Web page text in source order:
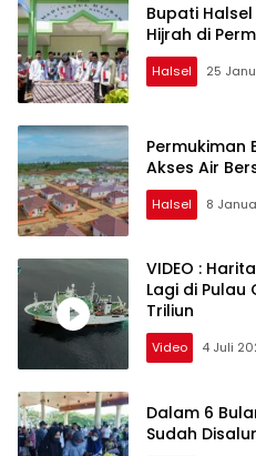
Bupati
Hijrah di
Halsel 25
Permukiman
Akses Air
Halsel 8
VIDEO :
Lagi di Pulau
Triliun
Video 4 Juli
Dalam 6 Bulan, 26.700 Paket
Sudah